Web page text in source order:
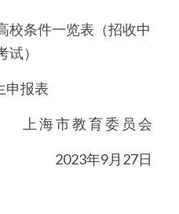
校条件一览表（招收中
）
申报表
上 海 市 教 育 委 员 会
2023年9月27日